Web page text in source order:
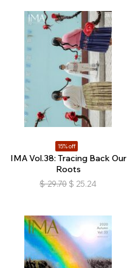
15% off
IMA Vol.38: Tracing Back Our
Roots
$ 29.70 $ 25.24